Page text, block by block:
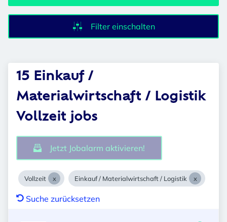
Filter einschalten
15 Einkauf /
Materialwirtschaft / Logistik
Vollzeit jobs
Jetzt Jobalarm aktivieren!
Vollzeit Einkauf / Materialwirtschaft / Logistik
Suche zurücksetzen